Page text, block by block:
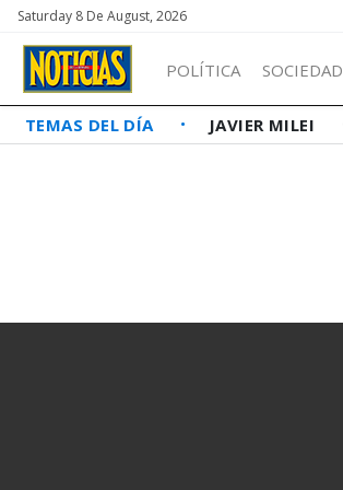
Saturday 8 De August, 2026
POLÍTICA SOCIEDAD
TEMAS DEL DÍA JAVIER MILEI